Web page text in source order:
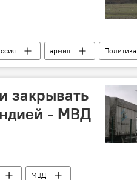
армия Политика
закрывать
- МВД
МВД